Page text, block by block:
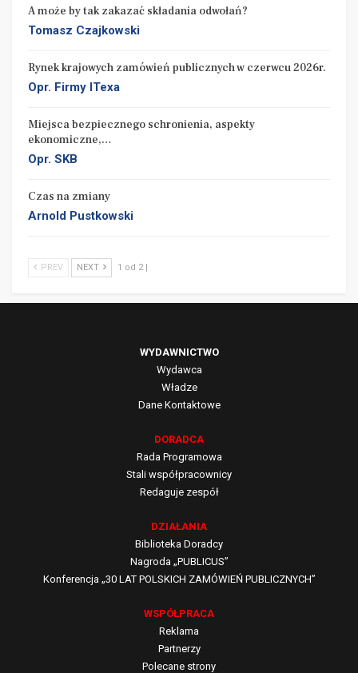
A może by tak zakazać składania odwołań?
Tomasz Czajkowski
Rynek krajowych zamówień publicznych w czerwcu 2026r.
Opr. Firmy ITexa
Miejsca bezpiecznego schronienia, aspekty
ekonomiczne,…
Opr. SKB
Czas na zmiany
Arnold Pustkowski
PREV NEXT 1 od 2 |
WYDAWNICTWO
Wydawca
Władze
Dane Kontaktowe
DORADCA
Rada Programowa
Stali współpracownicy
Redaguje zespół
DZIAŁANIA
Biblioteka Doradcy
Nagroda „PUBLICUS”
Konferencja „30 LAT POLSKICH ZAMÓWIEŃ PUBLICZNYCH”
WSPÓŁPRACA
Reklama
Partnerzy
Polecane strony